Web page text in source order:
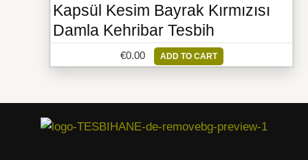
Kapsül Kesim Bayrak Kırmızısı
Damla Kehribar Tesbih
€0.00 ADD TO CART